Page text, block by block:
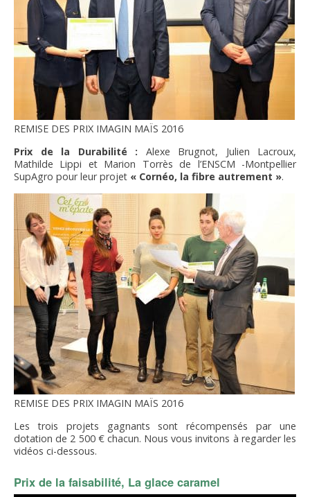
REMISE DES PRIX IMAGIN MAÏS 2016
Prix de la Durabilité : Alexe Brugnot, Julien Lacroux,
Mathilde Lippi et Marion Torrès de l’ENSCM -Montpellier
SupAgro pour leur projet « Cornéo, la fibre autrement ».
REMISE DES PRIX IMAGIN MAÏS 2016
Les trois projets gagnants sont récompensés par une
dotation de 2 500 € chacun. Nous vous invitons à regarder les
vidéos ci-dessous.
Prix de la faisabilité, La glace caramel